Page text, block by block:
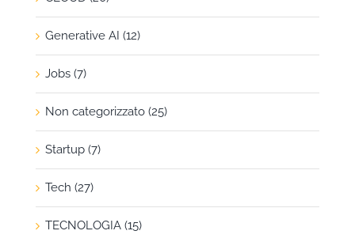
Generative AI (12)
Jobs (7)
Non categorizzato (25)
Startup (7)
Tech (27)
TECNOLOGIA (15)